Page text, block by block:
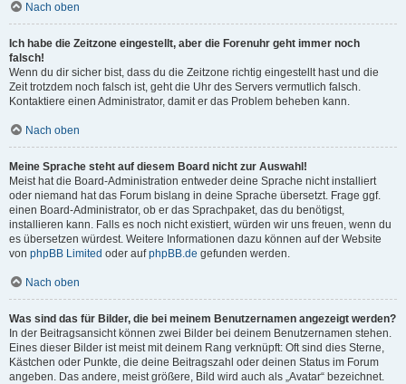
Nach oben
Ich habe die Zeitzone eingestellt, aber die Forenuhr geht immer noch
falsch!
Wenn du dir sicher bist, dass du die Zeitzone richtig eingestellt hast und die
Zeit trotzdem noch falsch ist, geht die Uhr des Servers vermutlich falsch.
Kontaktiere einen Administrator, damit er das Problem beheben kann.
Nach oben
Meine Sprache steht auf diesem Board nicht zur Auswahl!
Meist hat die Board-Administration entweder deine Sprache nicht installiert
oder niemand hat das Forum bislang in deine Sprache übersetzt. Frage ggf.
einen Board-Administrator, ob er das Sprachpaket, das du benötigst,
installieren kann. Falls es noch nicht existiert, würden wir uns freuen, wenn du
es übersetzen würdest. Weitere Informationen dazu können auf der Website
von phpBB Limited oder aufphpBB.de gefunden werden.
Nach oben
Was sind das für Bilder, die bei meinem Benutzernamen angezeigt werden?
In der Beitragsansicht können zwei Bilder bei deinem Benutzernamen stehen.
Eines dieser Bilder ist meist mit deinem Rang verknüpft: Oft sind dies Sterne,
Kästchen oder Punkte, die deine Beitragszahl oder deinen Status im Forum
angeben. Das andere, meist größere, Bild wird auch als „Avatar“ bezeichnet.